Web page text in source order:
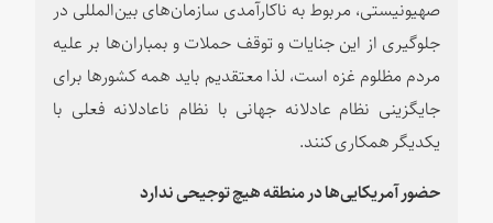
صهیونیستی، مربوط به ناکارآمدی سازمان‌های بین‌المللی در
جلوگیری از این جنایات و توقف حملات و بمباران‌ها بر علیه
مردم مظلوم غزه است، لذا معتقدیم باید همه کشورها برای
جایگزینی نظام عادلانه جهانی با نظام ناعادلانه فعلی با
یکدیگر همکاری کنند.
حضور آمریکایی‌ها در منطقه هیچ توجیحی ندارد